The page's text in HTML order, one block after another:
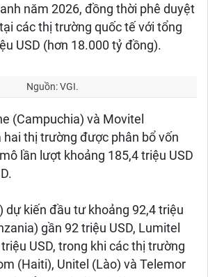
năm 2026, đồng thời phê duyệt
các thị trường quốc tế với tổng
USD (hơn 18.000 tỷ đồng).
Nguồn: VGI.
(Campuchia) và Movitel
thị trường được phân bổ vốn
lần lượt khoảng 185,4 triệu USD
dự kiến đầu tư khoảng 92,4 triệu
gần 92 triệu USD, Lumitel
USD, trong khi các thị trường
(Haiti), Unitel (Lào) và Telemor